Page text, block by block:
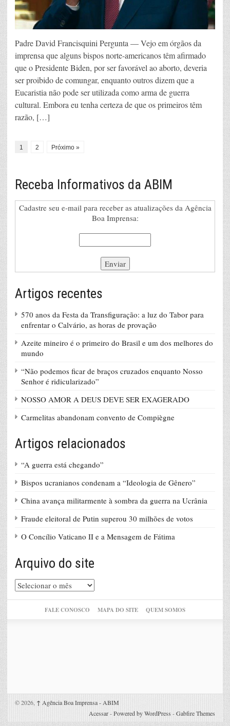
Padre David Francisquini Pergunta — Vejo em órgãos da
imprensa que alguns bispos norte-americanos têm afirmado
que o Presidente Biden, por ser favorável ao aborto, deveria
ser proibido de comungar, enquanto outros dizem que a
Eucaristia não pode ser utilizada como arma de guerra
cultural. Embora eu tenha certeza de que os primeiros têm
razão, […]
1 2 Próximo »
Receba Informativos da ABIM
Cadastre seu e-mail para receber as atualizações da Agência
Boa Imprensa:
Artigos recentes
570 anos da Festa da Transfiguração: a luz do Tabor para
enfrentar o Calvário, as horas de provação
Azeite mineiro é o primeiro do Brasil e um dos melhores do
mundo
“Não podemos ficar de braços cruzados enquanto Nosso
Senhor é ridicularizado”
NOSSO AMOR A DEUS DEVE SER EXAGERADO
Carmelitas abandonam convento de Compiègne
Artigos relacionados
“A guerra está chegando”
Bispos ucranianos condenam a “Ideologia de Gênero”
China avança militarmente à sombra da guerra na Ucrânia
Fraude eleitoral de Putin superou 30 milhões de votos
O Concílio Vaticano II e a Mensagem de Fátima
Arquivo do site
Arquivo
do
FALE CONOSCO MAPA DO SITE QUEM SOMOS
© 2026, ↑ Agência Boa Imprensa - ABIM
Acessar-Powered by WordPress -Gabfire Themes